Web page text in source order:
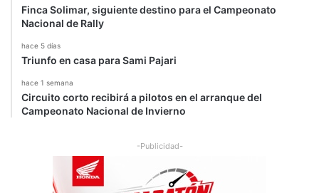
Finca Solimar, siguiente destino para el Campeonato
Nacional de Rally
hace 5 días
Triunfo en casa para Sami Pajari
hace 1 semana
Circuito corto recibirá a pilotos en el arranque del
Campeonato Nacional de Invierno
-Publicidad-